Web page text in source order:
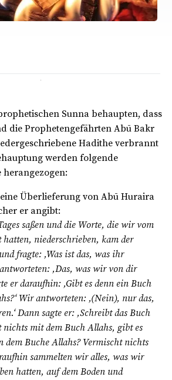
Sunna behaupten, dass
die Prophetengefährten Abū Bakr
Hadithe verbrannt
werden folgende
herangezogen:
Überlieferung von Abū Huraira
er angibt:
saßen und die Worte, die wir vom
hatten, niederschrieben, kam der
fragte: ‚Was ist das, was ihr
,Das, was wir von dir
er daraufhin: ,Gibt es denn ein Buch
Wir antworteten: ,(Nein), nur das,
Dann sagte er: ,Schreibt das Buch
mit dem Buch Allahs, gibt es
dem Buche Allahs? Vermischt nichts
sammelten wir alles, was wir
hatten, auf dem Boden und